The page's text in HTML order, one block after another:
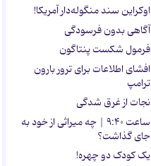
اوکراین سند منگوله‌دار آمریکا!
آگاهی بدون فرسودگی
فرمول شکست پنتاگون
افشای اطلاعات برای ترور بارون
ترامپ
نجات از غرق شدگی
ساعت ۹:۴۰ | چه میراثی از خود به
جای گذاشت؟
یک کودک دو چهره!